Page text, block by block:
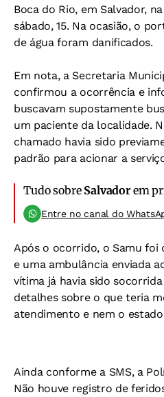
Boca do Rio, em Salvador,
sábado, 15. Na ocasião, o
de água foram danificados.
Em nota, a Secretaria
confirmou a ocorrência e
buscavam supostamente
um paciente da localidade.
chamado havia sido
padrão para acionar a
Tudo sobre Salvadorem
Entre no canal do
Após o ocorrido, o Samu foi
e uma ambulância enviada
vítima já havia sido
detalhes sobre o que teria
atendimento e nem o
Ainda conforme a SMS, a
Não houve registro de